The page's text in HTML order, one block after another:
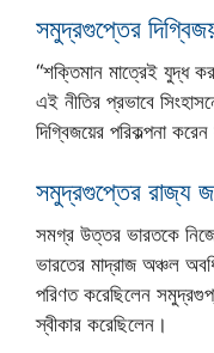
সমুদ্রগুপ্তের
“শক্তিমান মাত্রেই যুদ্ধ
এই নীতির প্রভাবে
দিগ্বিজয়ের পরিকল্পনা
সমুদ্রগুপ্তের রাজ্য
সমগ্র উত্তর ভারতকে
ভারতের মাদ্রাজ অঞ্চল
পরিণত করেছিলেন
স্বীকার করেছিলেন।